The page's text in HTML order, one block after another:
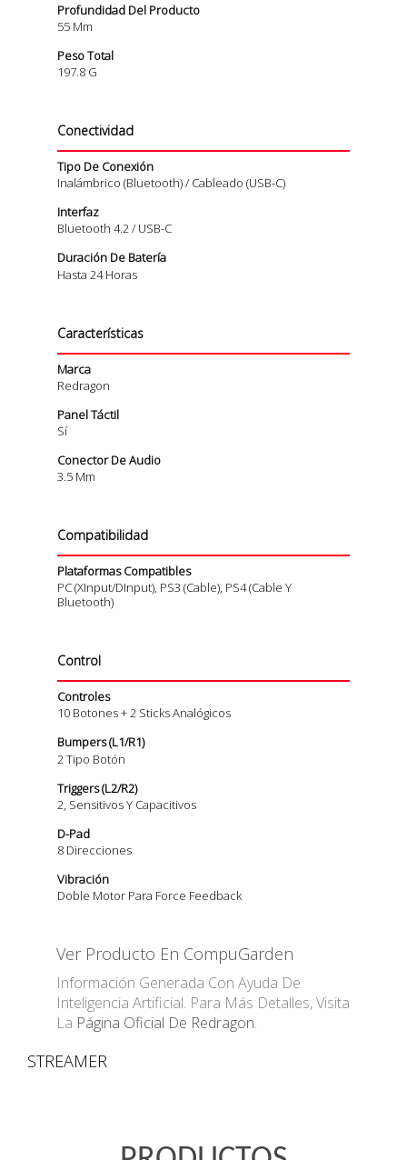
Profundidad Del Producto
55 Mm
Peso Total
197.8 G
Conectividad
Tipo De Conexión
Inalámbrico (Bluetooth) / Cableado (USB-C)
Interfaz
Bluetooth 4.2 / USB-C
Duración De Batería
Hasta 24 Horas
Características
Marca
Redragon
Panel Táctil
Sí
Conector De Audio
3.5 Mm
Compatibilidad
Plataformas Compatibles
PC (XInput/DInput), PS3 (cable), PS4 (cable Y
Bluetooth)
Control
Controles
10 Botones + 2 Sticks Analógicos
Bumpers (L1/R1)
2 Tipo Botón
Triggers (L2/R2)
2, Sensitivos Y Capacitivos
D-Pad
8 Direcciones
Vibración
Doble Motor Para Force Feedback
Ver Producto En CompuGarden
Información Generada Con Ayuda De
Inteligencia Artificial. Para Más Detalles, Visita
La Página Oficial De Redragon.
STREAMER